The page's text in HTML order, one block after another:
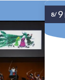
8/ 9